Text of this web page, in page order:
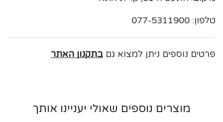
טלפון: 077-5311900
פרטים נוספים ניתן למצוא גם בתקנון האתר
מוצרים נוספים שאולי יעניינו אותך